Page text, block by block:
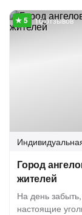
16 отзывов
Город
жителей
На день
настоящие